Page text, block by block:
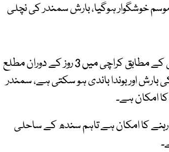
خوشگوار ہوگیا، بارش سمندر کی نچلی
محکمہ موسمیات کی ارلی وارننگ سینٹر پیش گوئی کے مطابق کراچی میں 3 روز کے دوران مطلع
بارش اور بوندا باندی ہو سکتی ہے، سمندر
امکان ہے۔
کا امکان ہے تاہم سندھ کے ساحلی